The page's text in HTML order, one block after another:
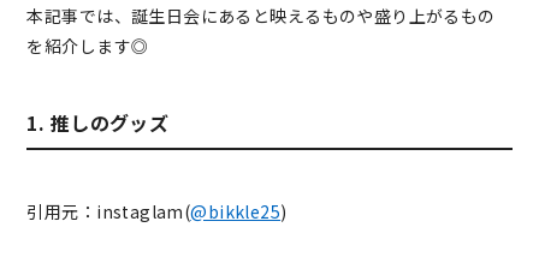
本記事では、誕生日会にあると映えるものや盛り上がるもの
を紹介します◎
1. 推しのグッズ
引用元：instaglam(@bikkle25)